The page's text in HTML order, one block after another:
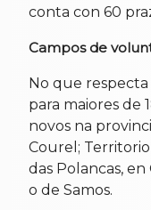
conta con 60
Campos de
No que
para maiores de
novos na
Courel;
das Polancas,
o de Samos.